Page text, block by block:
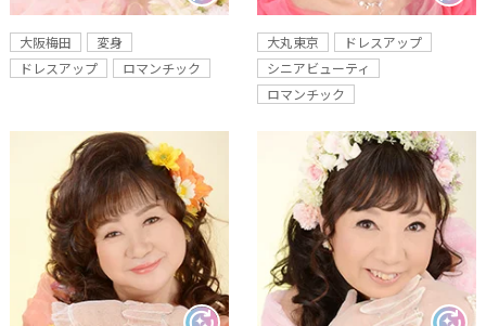
大阪梅田
変身
ドレスアップ
ロマンチック
大丸東京
ドレスアップ
シニアビューティ
ロマンチック